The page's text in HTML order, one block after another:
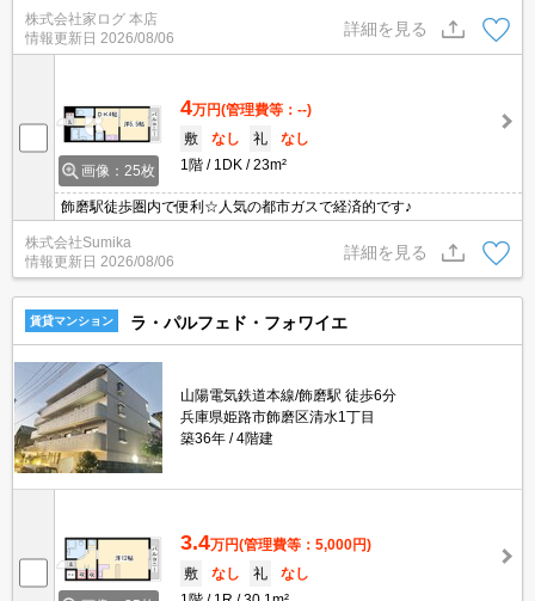
株式会社家ログ 本店
情報更新日 2026/08/06
詳細を見る
画像：25枚
4万円(管理費等：--)
敷
なし 礼
なし
1階
1DK 23m²
飾磨駅徒歩圏内で便利☆人気の都市ガスで経済的です♪
株式会社Sumika
情報更新日 2026/08/06
詳細を見る
賃貸マンション ラ・パルフェド・フォワイエ
山陽電気鉄道本線/飾磨駅 徒歩6分
兵庫県姫路市飾磨区清水1丁目
築36年
4階建
3.4万円(管理費等：5,000円)
敷
なし 礼
なし